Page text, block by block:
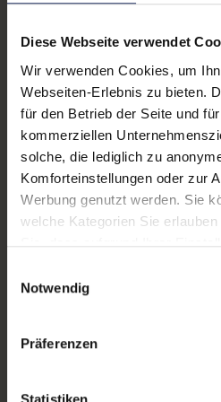
Diese Webseite verwendet
Wir verwenden Cookies, um
Webseiten-Erlebnis zu bieten.
für den Betrieb der Seite und
kommerziellen
solche, die lediglich zu
Komforteinstellungen oder zur
Werbung genutzt werden. Sie
welche Kategorien Sie
Sie, dass aufgrund Ihrer
Weitere Informationen finden Sie
Notwendig
Präferenzen
LTE: Ja
Displayauflösung:
Tastaturlayout:
Onboard-Grafik:
Fingerprintreader: Nein
Zustand:
Partnerprogramm: Ja
Datenspeicher:
Prozessor: